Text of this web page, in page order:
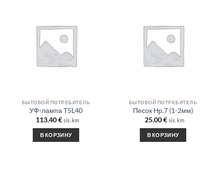
БЫТОВОЙ ПОТРЕБИТЕЛЬ
УФ-лампа T5L40
113.40€ sis. km
В КОРЗИНУ
БЫТОВОЙ ПОТРЕБИТЕЛЬ
Песок Нр.7 (1-2мм)
25.00€ sis. km
В КОРЗИНУ